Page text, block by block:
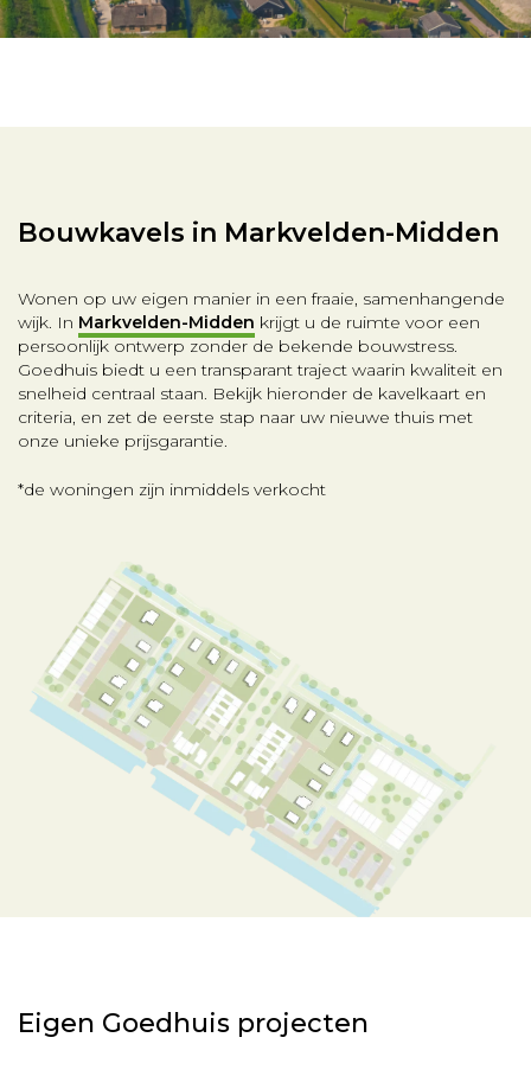
Bouwkavels in Markvelden-Midden
Wonen op uw eigen manier in een fraaie, samenhangende
wijk. In Markvelden-Midden krijgt u de ruimte voor een
persoonlijk ontwerp zonder de bekende bouwstress.
Goedhuis biedt u een transparant traject waarin kwaliteit en
snelheid centraal staan. Bekijk hieronder de kavelkaart en
criteria, en zet de eerste stap naar uw nieuwe thuis met
onze unieke prijsgarantie.
*de woningen zijn inmiddels verkocht
Eigen Goedhuis projecten